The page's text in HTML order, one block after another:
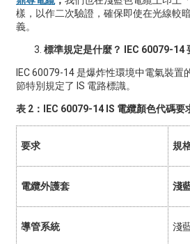
樣，以作二次驗證，確保即使在光線較
義。
標準規定是什麼？ IEC 60079-14
IEC 60079-14 是爆炸性環境中電氣裝置
節特別規定了 IS 電路標識。
表 2：IEC 60079-14 IS 電纜顏色代碼要
要求 規
電纜外護套 淺
導管系統 淺